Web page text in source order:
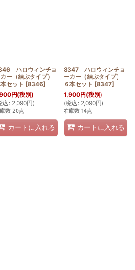
ハロウィンチョ
ー（結ぶタイプ）
セット [8346]
円(税別)
込 : 2,090円)
数 20点
カートに入れる
8347 ハロウィンチョ
ーカー（結ぶタイプ）
６本セット [8347]
1,900円(税別)
(税込 : 2,090円)
在庫数 14点
カートに入れる